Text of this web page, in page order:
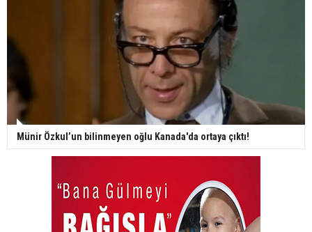
Münir Özkul’un bilinmeyen oğlu Kanada'da ortaya çıktı!